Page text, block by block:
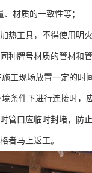
材质的一致性等；
热工具，不得使用明
种牌号材质的管材和
工现场放置一定的时
条件下进行连接时，
管口应临时封堵，防止
者马上返工。